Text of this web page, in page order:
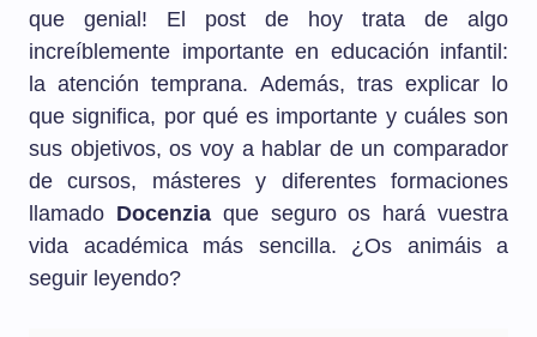
que genial! El post de hoy trata de algo
increíblemente importante en educación infantil:
la atención temprana. Además, tras explicar lo
que significa, por qué es importante y cuáles son
sus objetivos, os voy a hablar de un comparador
de cursos, másteres y diferentes formaciones
llamado Docenziaque seguro os hará vuestra
vida académica más sencilla. ¿Os animáis a
seguir leyendo?